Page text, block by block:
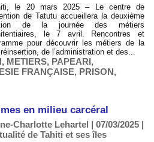
le 20 mars 2025 – Le centre de
de Tatutu accueillera la deuxième
de la journée des métiers
le 7 avril. Rencontres et
pour découvrir les métiers de la
de l’administration et des...
, METIERS, PAPEARI,
FRANÇAISE, PRISON,
en milieu carcéral
Charlotte Lehartel | 07/03/2025 |
de Tahiti et ses îles